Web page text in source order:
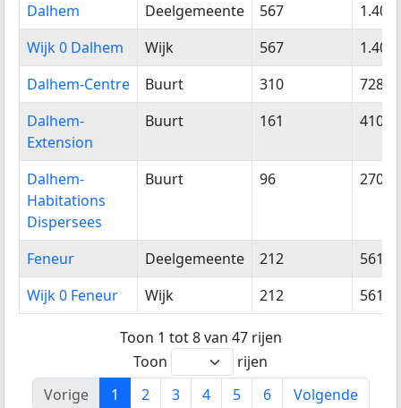
Dalhem
Deelgemeente 567
1.408
Wijk 0 Dalhem
Wijk 567
1.408
Dalhem-Centre
Buurt 310
728
Dalhem-
Extension
Buurt 161 410
Dalhem-
Habitations
Dispersees
Buurt 96 270
Feneur Deelgemeente 212
561
Wijk 0 Feneur
Wijk 212 561
Toon 1 tot 8 van 47 rijen
Toon
rijen
Vorige
1 2 3 4 5 6 Volgende